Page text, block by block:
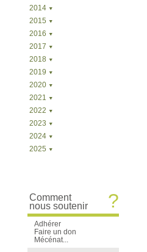
2014
2015
2016
2017
2018
2019
2020
2021
2022
2023
2024
2025
Comment
nous soutenir
?
Adhérer
Faire un don
Mécénat...